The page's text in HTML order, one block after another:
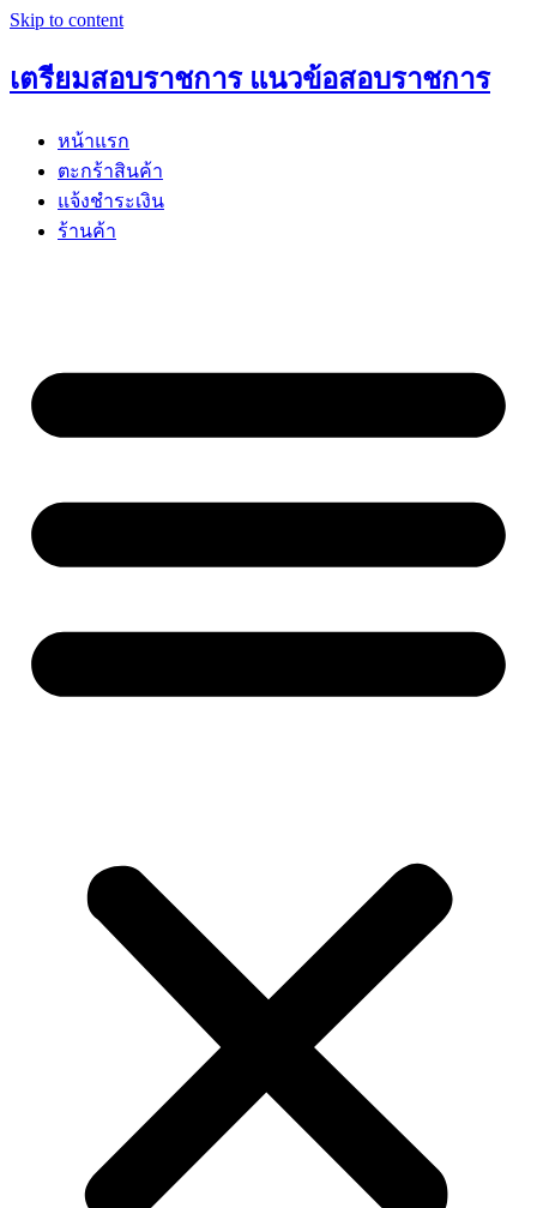
Skip to content
เตรียมสอบราชการ แนวข้อสอบราชการ
หน้าแรก
ตะกร้าสินค้า
แจ้งชำระเงิน
ร้านค้า